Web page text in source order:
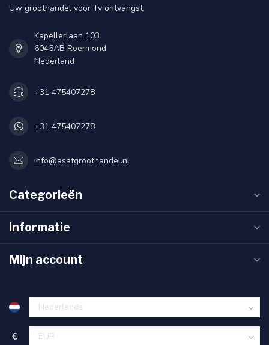
Uw groothandel voor Tv ontvangst
Kapellerlaan 103
6045AB Roermond
Nederland
+31 475407278
+31 475407278
info@asatgroothandel.nl
Categorieën
Informatie
Mijn account
€